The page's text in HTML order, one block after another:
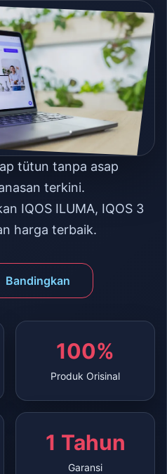
tütun tanpa asap
terkini.
IQOS ILUMA, IQOS 3
harga terbaik.
Bandingkan
100%
Produk Orisinal
1 Tahun
Garansi